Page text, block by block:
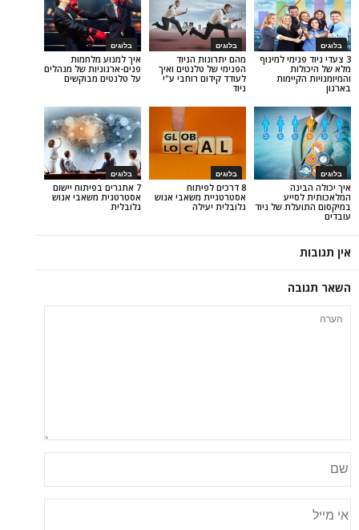
בלוגים
איך למנוע מלחמות
פנים-ארגוניות של מנהלים
על טלנטים מבוקשים
בלוגים
מהם יתרונות הניוד
הפנימי של טלנטים ואיך
לעודד קידום רוחבי ע"י
ניוד
למינוף
7 אתגרים בפיתוח יישום
אסטרטגית משאבי אנוש
גלובלית
בלוגים
8 דרכים לפיתוח
אסטרטגיית משאבי אנוש
גלובלית יעילה
של ניוד